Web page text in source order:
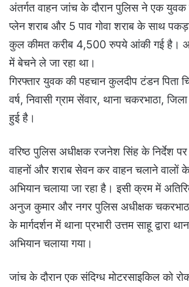
अंतर्गत वाहन जांच के दौरान पुलिस ने एक युवक
प्लेन शराब और 5 पाव गोवा शराब के साथ
कुल कीमत करीब 4,500 रुपये आंकी गई है।
में बेचने ले जा रहा था।
गिरफ्तार युवक की पहचान कुलदीप टंडन पिता
वर्ष, निवासी ग्राम सेंवार, थाना चकरभाठा,
हुई है।
वरिष्ठ पुलिस अधीक्षक रजनेश सिंह के निर्देश
वाहनों और शराब सेवन कर वाहन चलाने वालों
अभियान चलाया जा रहा है। इसी क्रम में
अनुज कुमार और नगर पुलिस अधीक्षक चकरभाठा
के मार्गदर्शन में थाना प्रभारी उत्तम साहू द्वारा
अभियान चलाया गया।
जांच के दौरान एक संदिग्ध मोटरसाइकिल को